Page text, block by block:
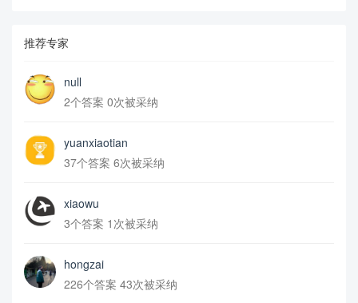
推荐专家
null
2个答案 0次被采纳
yuanxiaotian
37个答案 6次被采纳
xiaowu
3个答案 1次被采纳
hongzai
226个答案 43次被采纳